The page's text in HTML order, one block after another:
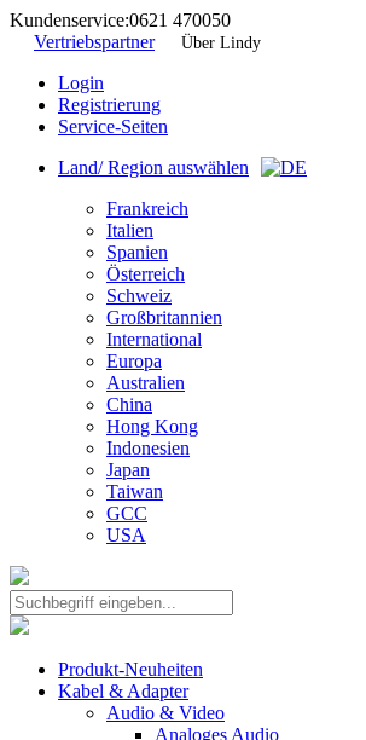
Kundenservice:0621 470050
Vertriebspartner
Über Lindy
Login
Registrierung
Service-Seiten
Land/ Region auswählen
Frankreich
Italien
Spanien
Österreich
Schweiz
Großbritannien
International
Europa
Australien
China
Hong Kong
Indonesien
Japan
Taiwan
GCC
USA
Produkt-Neuheiten
Kabel & Adapter
Audio & Video
Analoges Audio